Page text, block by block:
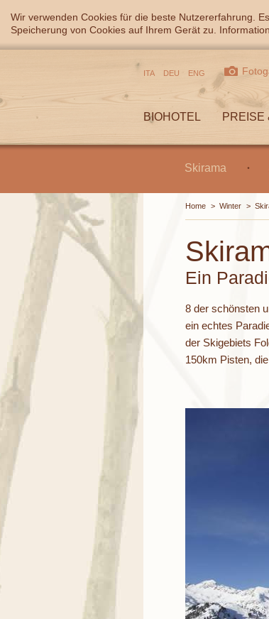
Wir verwenden Cookies für die beste Nutzererfahrung.
Speicherung von Cookies auf Ihrem Gerät zu.
BIOHOTEL PREISE
Skirama
ITA DEU ENG
Ein
8 der schönsten
ein echtes
der Skigebiets
150km Pisten,
Home > Winter >